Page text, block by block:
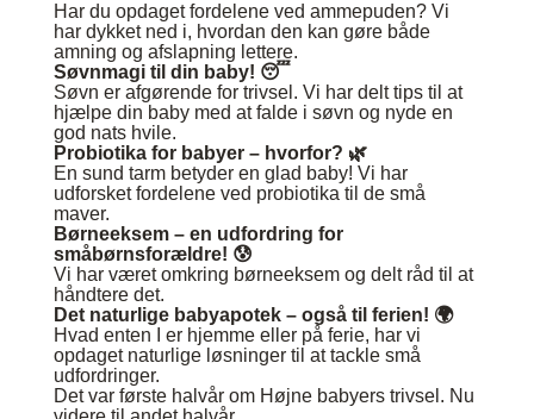
Har du opdaget fordelene ved ammepuden? Vi
har dykket ned i, hvordan den kan gøre både
amning og afslapning lettere.
Søvnmagi til din baby! 😴
Søvn er afgørende for trivsel. Vi har delt tips til at
hjælpe din baby med at falde i søvn og nyde en
god nats hvile.
Probiotika for babyer – hvorfor? 🌿
En sund tarm betyder en glad baby! Vi har
udforsket fordelene ved probiotika til de små
maver.
Børneeksem – en udfordring for
småbørnsforældre! 😰
Vi har været omkring børneeksem og delt råd til at
håndtere det.
Det naturlige babyapotek – også til ferien! 🌍
Hvad enten I er hjemme eller på ferie, har vi
opdaget naturlige løsninger til at tackle små
udfordringer.
Det var første halvår om Højne babyers trivsel. Nu